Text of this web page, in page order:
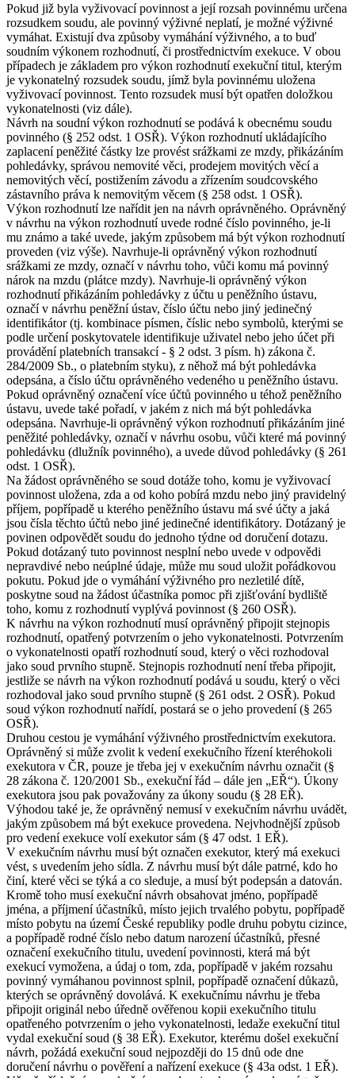
Pokud již byla vyživovací povinnost a její rozsah povinnému určena
rozsudkem soudu, ale povinný výživné neplatí, je možné výživné
vymáhat. Existují dva způsoby vymáhání výživného, a to buď
soudním výkonem rozhodnutí, či prostřednictvím exekuce. V obou
případech je základem pro výkon rozhodnutí exekuční titul, kterým
je vykonatelný rozsudek soudu, jímž byla povinnému uložena
vyživovací povinnost. Tento rozsudek musí být opatřen doložkou
vykonatelnosti (viz dále).
Návrh na soudní výkon rozhodnutí se podává k obecnému soudu
povinného (§ 252 odst. 1 OSŘ). Výkon rozhodnutí ukládajícího
zaplacení peněžité částky lze provést srážkami ze mzdy, přikázáním
pohledávky, správou nemovité věci, prodejem movitých věcí a
nemovitých věcí, postižením závodu a zřízením soudcovského
zástavního práva k nemovitým věcem (§ 258 odst. 1 OSŘ).
Výkon rozhodnutí lze nařídit jen na návrh oprávněného. Oprávněný
v návrhu na výkon rozhodnutí uvede rodné číslo povinného, je-li
mu známo a také uvede, jakým způsobem má být výkon rozhodnutí
proveden (viz výše). Navrhuje-li oprávněný výkon rozhodnutí
srážkami ze mzdy, označí v návrhu toho, vůči komu má povinný
nárok na mzdu (plátce mzdy). Navrhuje-li oprávněný výkon
rozhodnutí přikázáním pohledávky z účtu u peněžního ústavu,
označí v návrhu peněžní ústav, číslo účtu nebo jiný jedinečný
identifikátor (tj. kombinace písmen, číslic nebo symbolů, kterými se
podle určení poskytovatele identifikuje uživatel nebo jeho účet při
provádění platebních transakcí - § 2 odst. 3 písm. h) zákona č.
284/2009 Sb., o platebním styku), z něhož má být pohledávka
odepsána, a číslo účtu oprávněného vedeného u peněžního ústavu.
Pokud oprávněný označení více účtů povinného u téhož peněžního
ústavu, uvede také pořadí, v jakém z nich má být pohledávka
odepsána. Navrhuje-li oprávněný výkon rozhodnutí přikázáním jiné
peněžité pohledávky, označí v návrhu osobu, vůči které má povinný
pohledávku (dlužník povinného), a uvede důvod pohledávky (§ 261
odst. 1 OSŘ).
Na žádost oprávněného se soud dotáže toho, komu je vyživovací
povinnost uložena, zda a od koho pobírá mzdu nebo jiný pravidelný
příjem, popřípadě u kterého peněžního ústavu má své účty a jaká
jsou čísla těchto účtů nebo jiné jedinečné identifikátory. Dotázaný je
povinen odpovědět soudu do jednoho týdne od doručení dotazu.
Pokud dotázaný tuto povinnost nesplní nebo uvede v odpovědi
nepravdivé nebo neúplné údaje, může mu soud uložit pořádkovou
pokutu. Pokud jde o vymáhání výživného pro nezletilé dítě,
poskytne soud na žádost účastníka pomoc při zjišťování bydliště
toho, komu z rozhodnutí vyplývá povinnost (§ 260 OSŘ).
K návrhu na výkon rozhodnutí musí oprávněný připojit stejnopis
rozhodnutí, opatřený potvrzením o jeho vykonatelnosti. Potvrzením
o vykonatelnosti opatří rozhodnutí soud, který o věci rozhodoval
jako soud prvního stupně. Stejnopis rozhodnutí není třeba připojit,
jestliže se návrh na výkon rozhodnutí podává u soudu, který o věci
rozhodoval jako soud prvního stupně (§ 261 odst. 2 OSŘ). Pokud
soud výkon rozhodnutí nařídí, postará se o jeho provedení (§ 265
OSŘ).
Druhou cestou je vymáhání výživného prostřednictvím exekutora.
Oprávněný si může zvolit k vedení exekučního řízení kteréhokoli
exekutora v ČR, pouze je třeba jej v exekučním návrhu označit (§
28 zákona č. 120/2001 Sb., exekuční řád – dále jen „EŘ“). Úkony
exekutora jsou pak považovány za úkony soudu (§ 28 EŘ).
Výhodou také je, že oprávněný nemusí v exekučním návrhu uvádět,
jakým způsobem má být exekuce provedena. Nejvhodnější způsob
pro vedení exekuce volí exekutor sám (§ 47 odst. 1 EŘ).
V exekučním návrhu musí být označen exekutor, který má exekuci
vést, s uvedením jeho sídla. Z návrhu musí být dále patrné, kdo ho
činí, které věci se týká a co sleduje, a musí být podepsán a datován.
Kromě toho musí exekuční návrh obsahovat jméno, popřípadě
jména, a příjmení účastníků, místo jejich trvalého pobytu, popřípadě
místo pobytu na území České republiky podle druhu pobytu cizince,
a popřípadě rodné číslo nebo datum narození účastníků, přesné
označení exekučního titulu, uvedení povinnosti, která má být
exekucí vymožena, a údaj o tom, zda, popřípadě v jakém rozsahu
povinný vymáhanou povinnost splnil, popřípadě označení důkazů,
kterých se oprávněný dovolává. K exekučnímu návrhu je třeba
připojit originál nebo úředně ověřenou kopii exekučního titulu
opatřeného potvrzením o jeho vykonatelnosti, ledaže exekuční titul
vydal exekuční soud (§ 38 EŘ). Exekutor, kterému došel exekuční
návrh, požádá exekuční soud nejpozději do 15 dnů ode dne
doručení návrhu o pověření a nařízení exekuce (§ 43a odst. 1 EŘ).